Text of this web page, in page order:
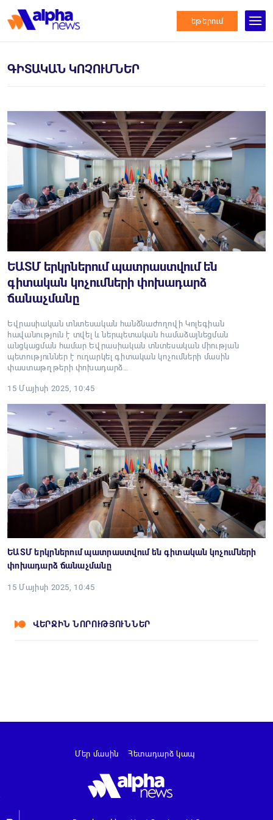
եթերում
ԳԻՏԱԿԱՆ ԿՈՉՈՒՄՆԵՐ
ԵԱՏՄ երկրներում պատրաստվում են
գիտական կոչումների փոխադարձ
ճանաչմանը
Եվրասիական տնտեսական հանձնաժողովի Կոլեգիան
հավանություն է տվել և ներպետական համաձայնեցման
անցկացման համար Եվրասիական տնտեսական միության
պետություններ է ուղարկել գիտական կոչումների մասին
փաստաթղթերի փոխադարձ…
15 Մայիսի 2025, 10:45
ԵԱՏՄ երկրներում պատրաստվում են գիտական կոչումների
փոխադարձ ճանաչմանը
15 Մայիսի 2025, 10:45
ՎԵՐՋԻՆ ՆՈՐՈՒԹՅՈՒՆՆԵՐ
Մեր մասին Հետադարձ կապ